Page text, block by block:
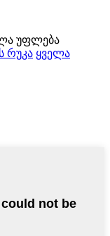
უფლება
რუკა ყველა